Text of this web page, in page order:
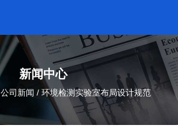
新闻中心
公司新闻 / 环境检测实验室布局设计规范